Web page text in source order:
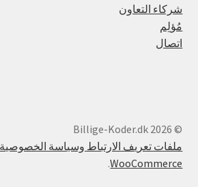
شركاء التعاون
مُؤلِم
اتصال
© Billige-Koder.dk 2026
ملفات تعريف الارتباط وسياسة الخصوصية
WooCommerce
.